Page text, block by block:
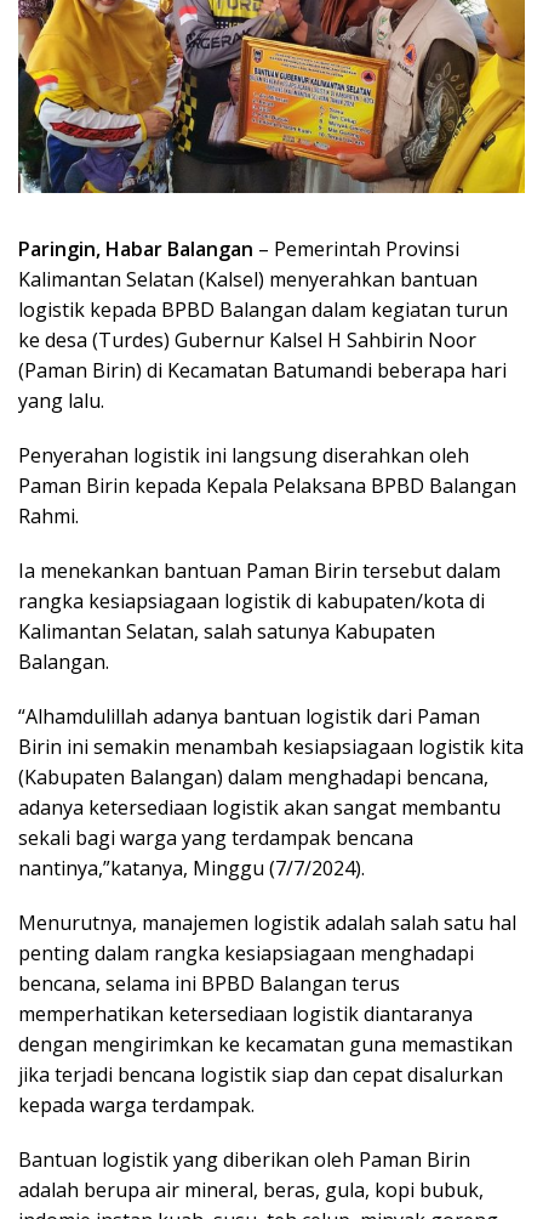
Paringin, Habar Balangan – Pemerintah Provinsi
Kalimantan Selatan (Kalsel) menyerahkan bantuan
logistik kepada BPBD Balangan dalam kegiatan turun
ke desa (Turdes) Gubernur Kalsel H Sahbirin Noor
(Paman Birin) di Kecamatan Batumandi beberapa hari
yang lalu.
Penyerahan logistik ini langsung diserahkan oleh
Paman Birin kepada Kepala Pelaksana BPBD Balangan
Rahmi.
Ia menekankan bantuan Paman Birin tersebut dalam
rangka kesiapsiagaan logistik di kabupaten/kota di
Kalimantan Selatan, salah satunya Kabupaten
Balangan.
“Alhamdulillah adanya bantuan logistik dari Paman
Birin ini semakin menambah kesiapsiagaan logistik kita
(Kabupaten Balangan) dalam menghadapi bencana,
adanya ketersediaan logistik akan sangat membantu
sekali bagi warga yang terdampak bencana
nantinya,”katanya, Minggu (7/7/2024).
Menurutnya, manajemen logistik adalah salah satu hal
penting dalam rangka kesiapsiagaan menghadapi
bencana, selama ini BPBD Balangan terus
memperhatikan ketersediaan logistik diantaranya
dengan mengirimkan ke kecamatan guna memastikan
jika terjadi bencana logistik siap dan cepat disalurkan
kepada warga terdampak.
Bantuan logistik yang diberikan oleh Paman Birin
adalah berupa air mineral, beras, gula, kopi bubuk,